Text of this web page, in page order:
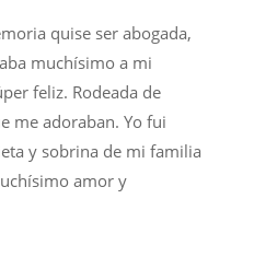
quise ser abogada,
muchísimo a mi
feliz. Rodeada de
me adoraban. Yo fui
y sobrina de mi familia
amor y